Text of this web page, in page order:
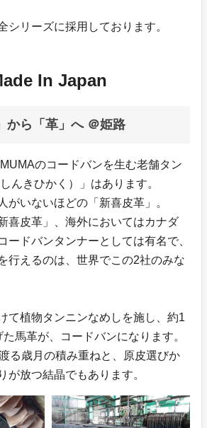
シリーズに採用しております。
In Japan
から「革」へ ＠姫路
のコードバンを生む老舗タン
んきひかく）」はあります。
がいないほどの「新喜皮革」。
喜皮革」、海外においてはカナダ
ードバンタンナーとしては有名で、
行えるのは、世界でこの2社のみな
て植物タンニンなめしを施し、約1
馬革が、コードバンになります。
る歳月の積み重ねと、原皮選びか
が放つ結晶でもあります。